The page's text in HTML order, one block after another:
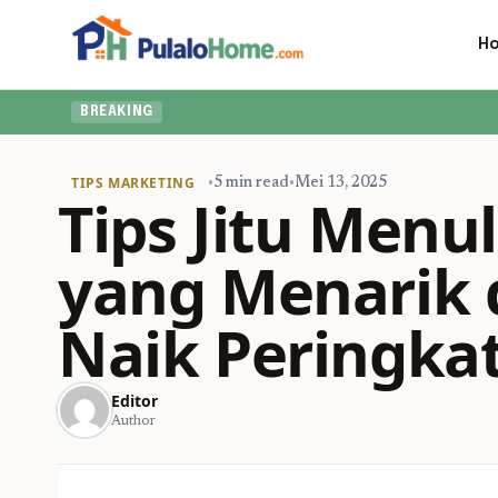
BREAKING
TIPS MARKETING •5 min read•Mei 13, 2025
Tips Jitu
yang Menarik
Naik
Editor
Author